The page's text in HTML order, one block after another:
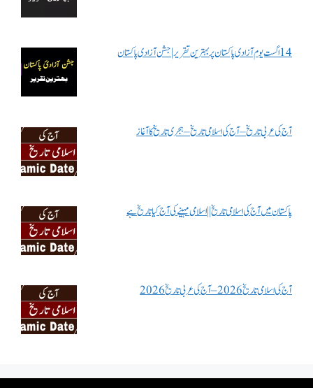
14 اگست یوم آزادی پاکستان پر بہترین تقریر | جشن آزادی پاکستان
آج کی عربی تاریخ – آج کی اسلامی تاریخ – ہجری تاریخ کا آغاز
پاکستان میں آج کی اسلامی تاریخ || اسلامی مہینے کی آج کیا تاریخ ہے
آج کی اسلامی تاریخ 2026 – آج کی عربی تاریخ 2026